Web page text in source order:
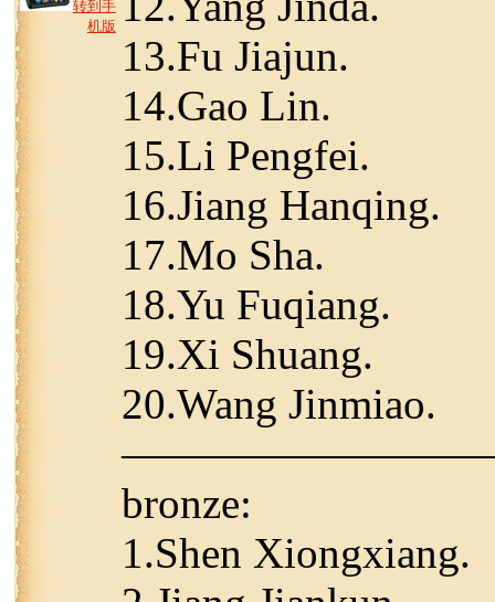
转到手
机版
13.Fu Jiajun.
14.Gao Lin.
15.Li Pengfei.
16.Jiang Hanqing.
17.Mo Sha.
18.Yu Fuqiang.
19.Xi Shuang.
20.Wang Jinmiao.
bronze:
1.Shen Xiongxiang.